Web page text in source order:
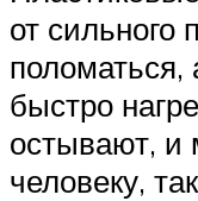
от сильного
поломаться,
быстро
остывают, и
человеку,